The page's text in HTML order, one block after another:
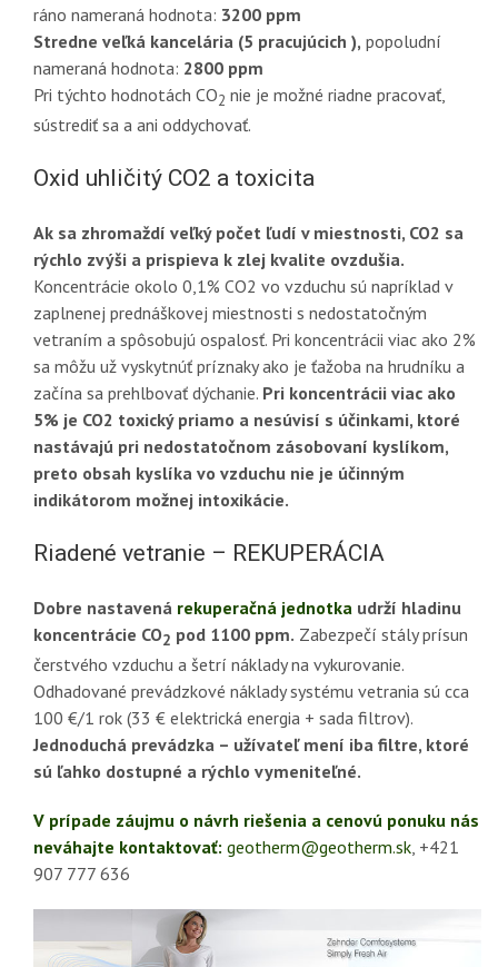
ráno nameraná hodnota: 3200 ppm
Stredne veľká kancelária (5 pracujúcich ), popoludní
nameraná hodnota: 2800 ppm
Pri týchto hodnotách CO2 nie je možné riadne pracovať,
sústrediť sa a ani oddychovať.
Oxid uhličitý CO2 a toxicita
Ak sa zhromaždí veľký počet ľudí v miestnosti, CO2 sa
rýchlo zvýši a prispieva k zlej kvalite ovzdušia.
Koncentrácie okolo 0,1% CO2 vo vzduchu sú napríklad v
zaplnenej prednáškovej miestnosti s nedostatočným
vetraním a spôsobujú ospalosť. Pri koncentrácii viac ako 2%
sa môžu už vyskytnúť príznaky ako je ťažoba na hrudníku a
začína sa prehlbovať dýchanie. Pri koncentrácii viac ako
5% je CO2 toxický priamo a nesúvisí s účinkami, ktoré
nastávajú pri nedostatočnom zásobovaní kyslíkom,
preto obsah kyslíka vo vzduchu nie je účinným
indikátorom možnej intoxikácie.
Riadené vetranie – REKUPERÁCIA
Dobre nastavenárekuperačná jednotkaudrží hladinu
koncentrácie CO2 pod 1100 ppm. Zabezpečí stály prísun
čerstvého vzduchu a šetrí náklady na vykurovanie.
Odhadované prevádzkové náklady systému vetrania sú cca
100 €/1 rok (33 € elektrická energia + sada filtrov).
Jednoduchá prevádzka – užívateľ mení iba filtre, ktoré
sú ľahko dostupné a rýchlo vymeniteľné.
V prípade záujmu o návrh riešenia a cenovú ponuku nás
neváhajte kontaktovať: geotherm@geotherm.sk, +421
907 777 636